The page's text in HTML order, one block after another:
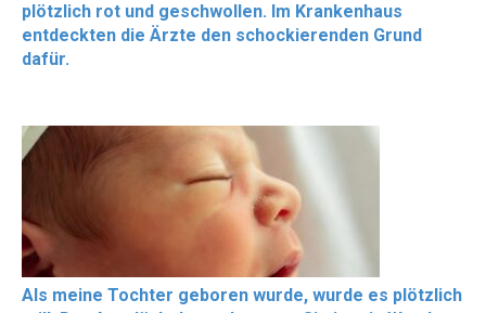
plötzlich rot und geschwollen. Im Krankenhaus
entdeckten die Ärzte den schockierenden Grund
dafür.
Als meine Tochter geboren wurde, wurde es plötzlich